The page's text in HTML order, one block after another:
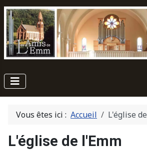
Vous êtes ici : Accueil L'église
L'église de l'Emm